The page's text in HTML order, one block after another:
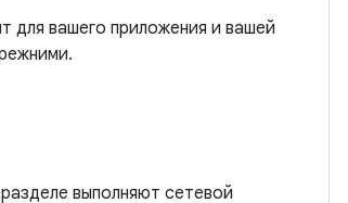
для вашего приложения и вашей
выполняют сетевой